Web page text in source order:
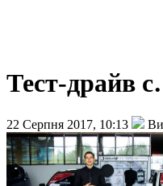
Тест-драйв
22 Серпня 2017, 10:13